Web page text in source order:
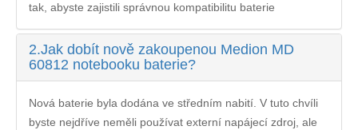
tak, abyste zajistili správnou kompatibilitu baterie
2.Jak dobít nově zakoupenou Medion MD
60812 notebooku baterie?
Nová baterie byla dodána ve středním nabití. V tuto chvíli
byste nejdříve neměli používat externí napájecí zdroj, ale